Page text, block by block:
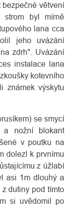
bezpečné větvení
strom byl mírně
lana cca
jeho uvázání
zdrh". Uvázání
instalace lana
kotevního
známek výskytu
se smycí
a nožní blokant
v poutku na
dolezl k prvnímu
z úžlabí
asi 1m dlouhý a
dutiny pod tímto
si uvědomil po